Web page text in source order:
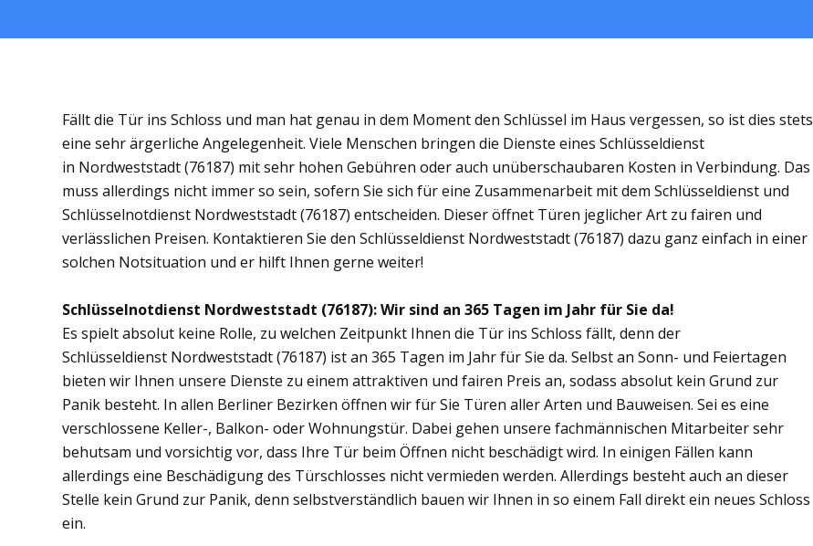
Fällt die Tür ins Schloss und man hat genau in dem Moment den Schlüssel im Haus vergessen, so ist dies stets
eine sehr ärgerliche Angelegenheit. Viele Menschen bringen die Dienste eines Schlüsseldienst
in Nordweststadt (76187) mit sehr hohen Gebühren oder auch unüberschaubaren Kosten in Verbindung. Das
muss allerdings nicht immer so sein, sofern Sie sich für eine Zusammenarbeit mit dem Schlüsseldienst und
Schlüsselnotdienst Nordweststadt (76187) entscheiden. Dieser öffnet Türen jeglicher Art zu fairen und
verlässlichen Preisen. Kontaktieren Sie den Schlüsseldienst Nordweststadt (76187) dazu ganz einfach in einer
solchen Notsituation und er hilft Ihnen gerne weiter!
Schlüsselnotdienst Nordweststadt (76187): Wir sind an 365 Tagen im Jahr für Sie da!
Es spielt absolut keine Rolle, zu welchen Zeitpunkt Ihnen die Tür ins Schloss fällt, denn der
Schlüsseldienst Nordweststadt (76187) ist an 365 Tagen im Jahr für Sie da. Selbst an Sonn- und Feiertagen
bieten wir Ihnen unsere Dienste zu einem attraktiven und fairen Preis an, sodass absolut kein Grund zur
Panik besteht. In allen Berliner Bezirken öffnen wir für Sie Türen aller Arten und Bauweisen. Sei es eine
verschlossene Keller-, Balkon- oder Wohnungstür. Dabei gehen unsere fachmännischen Mitarbeiter sehr
behutsam und vorsichtig vor, dass Ihre Tür beim Öffnen nicht beschädigt wird. In einigen Fällen kann
allerdings eine Beschädigung des Türschlosses nicht vermieden werden. Allerdings besteht auch an dieser
Stelle kein Grund zur Panik, denn selbstverständlich bauen wir Ihnen in so einem Fall direkt ein neues Schloss
ein.